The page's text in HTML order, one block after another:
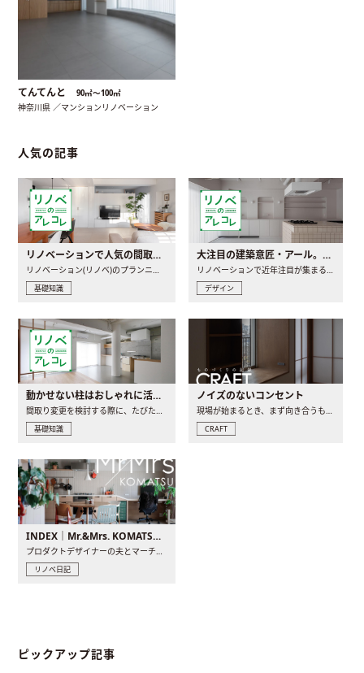
てんてんと 90㎡〜100㎡
神奈川県 ／マンションリノベーション
人気の記事
リノベーションで人気の間取りとは？トレンドの間取りと実例を徹底解説
リノベーション(リノベ)のプランニングで一番最初に決めるのは..
基礎知識
大注目の建築意匠・アール。人気の理由と空間に取り入れるポイント
リノベーションで近年注目が集まる建築意匠の一つであるアール..
デザイン
動かせない柱はおしゃれに活用！柱を魅せるリノベーション(リノベ)4選
間取り変更を検討する際に、たびたび皆さんの頭を悩ませる動か..
基礎知識
ノイズのないコンセント
現場が始まるとき、まず向き合うものの一つがコンセントです..
CRAFT
INDEX｜Mr.&Mrs. KOMATSU renovation diary
プロダクトデザイナーの夫とマーチャンダイザーの妻が、夫婦で..
リノベ日記
ピックアップ記事